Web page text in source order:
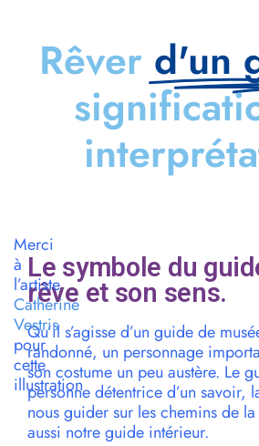
Rêver d'un
Le symbole du
rêve et son sens.
Qu’il s’agisse d’un guide de
randonné, un personnage
son costume un peu austère. Le
personne détentrice d’un savoir,
nous guider sur les chemins de la
aussi notre guide intérieur.
Merci
à
l’artiste
Catherine
Vestris
pour
cette
illustration